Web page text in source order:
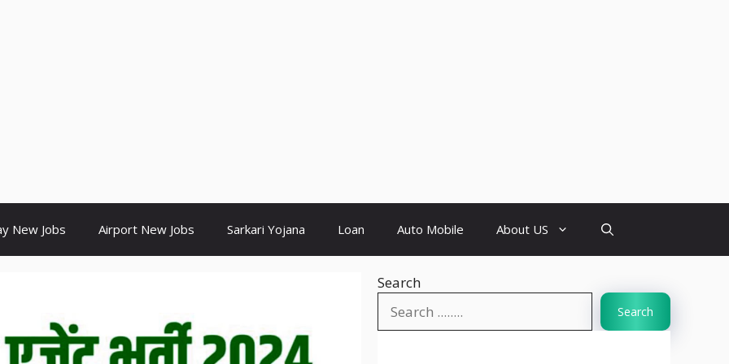
New Jobs Airport New Jobs Sarkari Yojana Loan Auto Mobile About US
Search
Search